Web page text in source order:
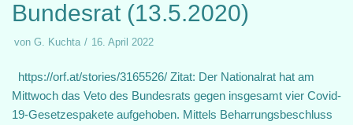
Bundesrat (13.5.2020)
von G. Kuchta 16. April 2022
https://orf.at/stories/3165526/ Zitat: Der Nationalrat hat am
Mittwoch das Veto des Bundesrats gegen insgesamt vier Covid-
19-Gesetzespakete aufgehoben. Mittels Beharrungsbeschluss